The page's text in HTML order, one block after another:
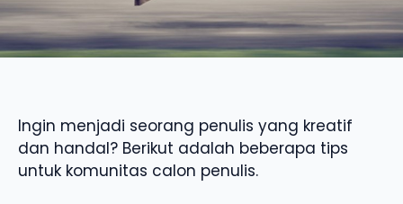
Ingin menjadi seorang penulis yang kreatif
dan handal? Berikut adalah beberapa tips
untuk komunitas calon penulis.